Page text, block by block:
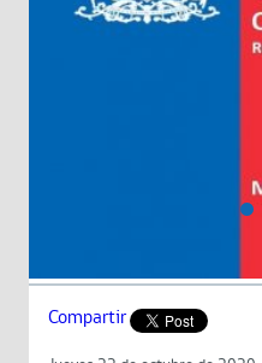
Compartir